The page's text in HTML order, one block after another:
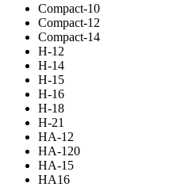
Compact-10
Compact-12
Compact-14
H-12
H-14
H-15
H-16
H-18
H-21
HA-12
HA-120
HA-15
HA16